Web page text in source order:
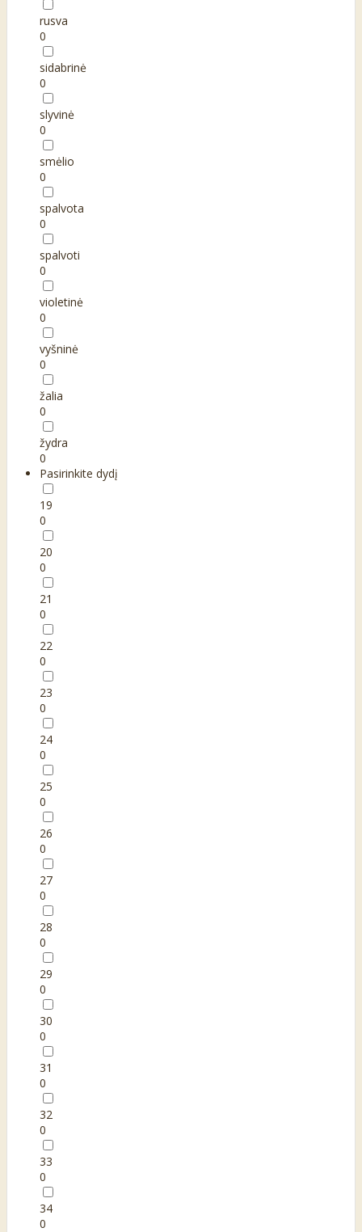
rusva
0
sidabrinė
0
slyvinė
0
smėlio
0
spalvota
0
spalvoti
0
violetinė
0
vyšninė
0
žalia
0
žydra
0
Pasirinkite dydį
19
0
20
0
21
0
22
0
23
0
24
0
25
0
26
0
27
0
28
0
29
0
30
0
31
0
32
0
33
0
34
0